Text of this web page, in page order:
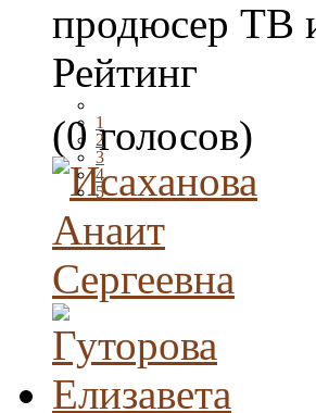
продюсер ТВ
Рейтинг
1
2
3
4
5
(0 голосов)